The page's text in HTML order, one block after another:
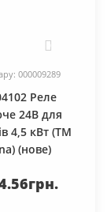
000009289
Реле
24В для
4,5 кВт (TM
(нове)